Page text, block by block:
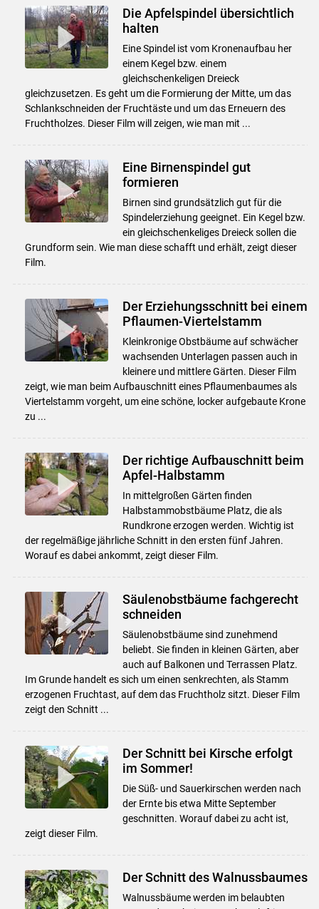
Die Apfelspindel übersichtlich
halten
Eine Spindel ist vom Kronenaufbau her
einem Kegel bzw. einem
gleichschenkeligen Dreieck
gleichzusetzen. Es geht um die Formierung der Mitte, um das
Schlankschneiden der Fruchtäste und um das Erneuern des
Fruchtholzes. Dieser Film will zeigen, wie man mit ...
Eine Birnenspindel gut
formieren
Birnen sind grundsätzlich gut für die
Spindelerziehung geeignet. Ein Kegel bzw.
ein gleichschenkeliges Dreieck sollen die
Grundform sein. Wie man diese schafft und erhält, zeigt dieser
Film.
Der Erziehungsschnitt bei einem
Pflaumen-Viertelstamm
Kleinkronige Obstbäume auf schwächer
wachsenden Unterlagen passen auch in
kleinere und mittlere Gärten. Dieser Film
zeigt, wie man beim Aufbauschnitt eines Pflaumenbaumes als
Viertelstamm vorgeht, um eine schöne, locker aufgebaute Krone
zu ...
Der richtige Aufbauschnitt beim
Apfel-Halbstamm
In mittelgroßen Gärten finden
Halbstammobstbäume Platz, die als
Rundkrone erzogen werden. Wichtig ist
der regelmäßige jährliche Schnitt in den ersten fünf Jahren.
Worauf es dabei ankommt, zeigt dieser Film.
Säulenobstbäume fachgerecht
schneiden
Säulenobstbäume sind zunehmend
beliebt. Sie finden in kleinen Gärten, aber
auch auf Balkonen und Terrassen Platz.
Im Grunde handelt es sich um einen senkrechten, als Stamm
erzogenen Fruchtast, auf dem das Fruchtholz sitzt. Dieser Film
zeigt den Schnitt ...
Der Schnitt bei Kirsche erfolgt
im Sommer!
Die Süß- und Sauerkirschen werden nach
der Ernte bis etwa Mitte September
geschnitten. Worauf dabei zu acht ist,
zeigt dieser Film.
Der Schnitt des Walnussbaumes
Walnussbäume werden im belaubten